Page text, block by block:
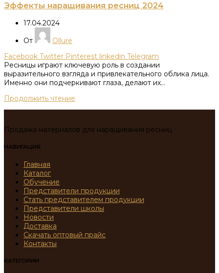
Эффекты наращивания ресниц 2024
17.04.2024
От
Ollure
Facebook Twitter Pinterest linkedin Telegram
Ресницы играют ключевую роль в создании
выразительного взгляда и привлекательного облика лица.
Именно они подчеркивают глаза, делают их...
Продолжить чтение
Продажа материалов для наращивания ресниц
НАВИГАЦИЯ
Главная
Каталог
Обучение
Представители продукции
Стать представителем продукции
Представители школы
Новости
Доставка
Скачать оптовый прайс
Контакты
КАТЕГОРИИ